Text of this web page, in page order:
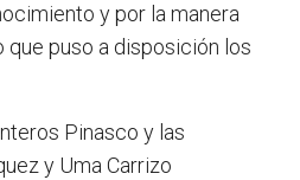
y por la manera
que puso a disposición los
Pinasco y las
y Uma Carrizo